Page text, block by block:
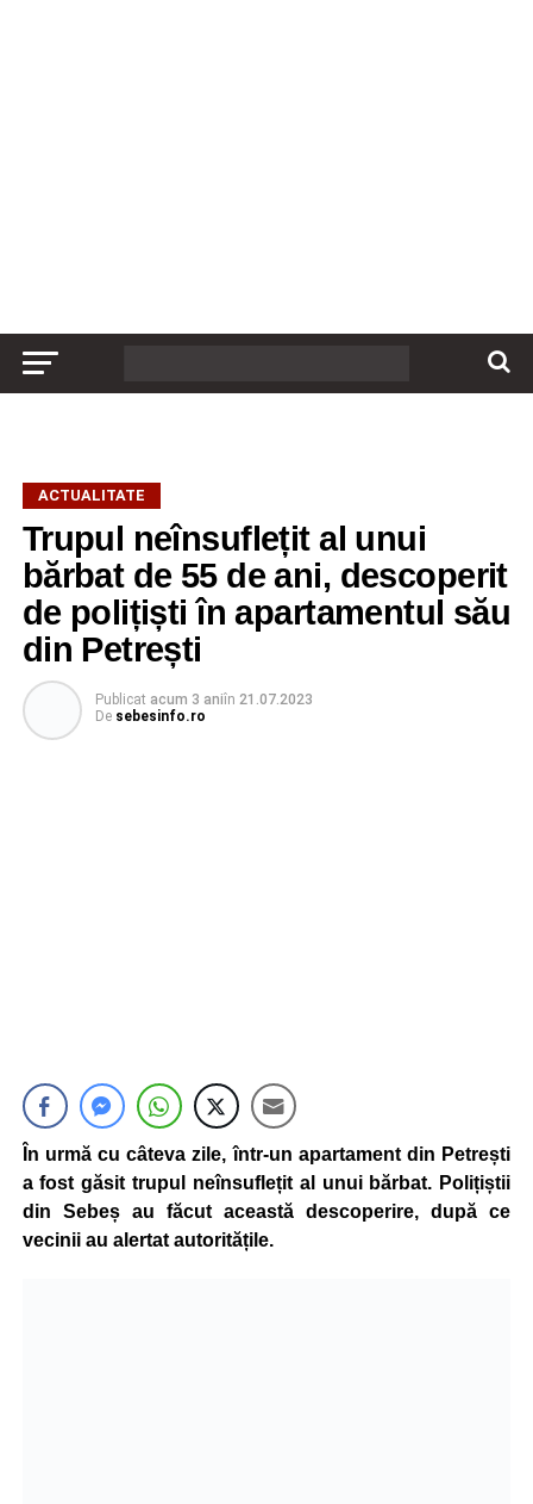
ACTUALITATE
Trupul neînsuflețit al unui
bărbat de 55 de ani, descoperit
de polițiști în apartamentul său
din Petrești
Publicat acum 3 aniîn 21.07.2023
De sebesinfo.ro
În urmă cu câteva zile, într-un apartament din Petrești
a fost găsit trupul neînsuflețit al unui bărbat. Polițiștii
din Sebeș au făcut această descoperire, după ce
vecinii au alertat autoritățile.